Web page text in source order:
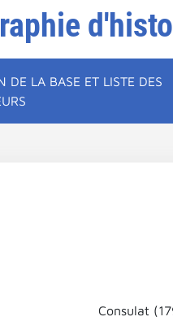
DE LA BASE ET LISTE DES
Consulat